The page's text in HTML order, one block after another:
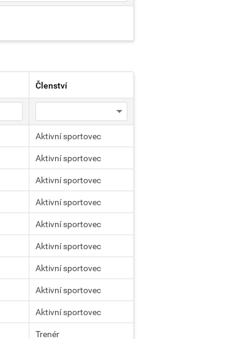
Členství
Aktivní sportovec
Aktivní sportovec
Aktivní sportovec
Aktivní sportovec
Aktivní sportovec
Aktivní sportovec
Aktivní sportovec
Aktivní sportovec
Aktivní sportovec
Trenér